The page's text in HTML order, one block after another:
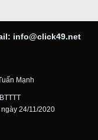
info@click49.net
Mạnh
24/11/2020